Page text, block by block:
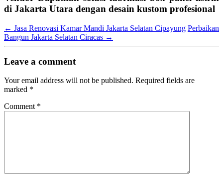
di Jakarta Utara dengan desain kustom profesional
← Jasa Renovasi Kamar Mandi Jakarta Selatan Cipayung Perbaikan
Bangun Jakarta Selatan Ciracas →
Leave a comment
Your email address will not be published. Required fields are
marked *
Comment *